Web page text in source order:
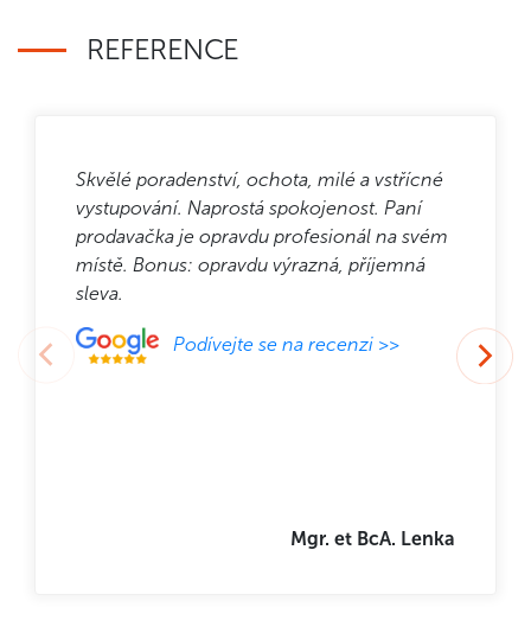
REFERENCE
Skvělé poradenství, ochota, milé a vstřícné
vystupování. Naprostá spokojenost. Paní
prodavačka je opravdu profesionál na svém
místě. Bonus: opravdu výrazná, příjemná
sleva.
Podívejte se na recenzi >>
Mgr. et BcA. Lenka